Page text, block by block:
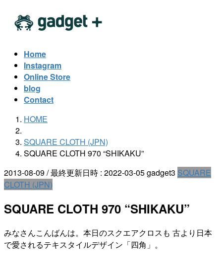
Home
Instagram
Online Store
blog
Contact
HOME
SQUARE CLOTH (JPN)
SQUARE CLOTH 970 “SHIKAKU”
2013-08-09/ 最終更新日時 : 2022-03-05gadget3 SQUARE
CLOTH (JPN)
SQUARE CLOTH 970 “SHIKAKU”
みなさんこんばんは。本日のスクエアクロスも 古より日本
で愛されるテキスタイルデザイン「四角」。